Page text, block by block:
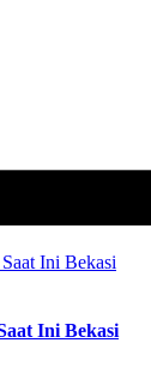
Ini Bekasi